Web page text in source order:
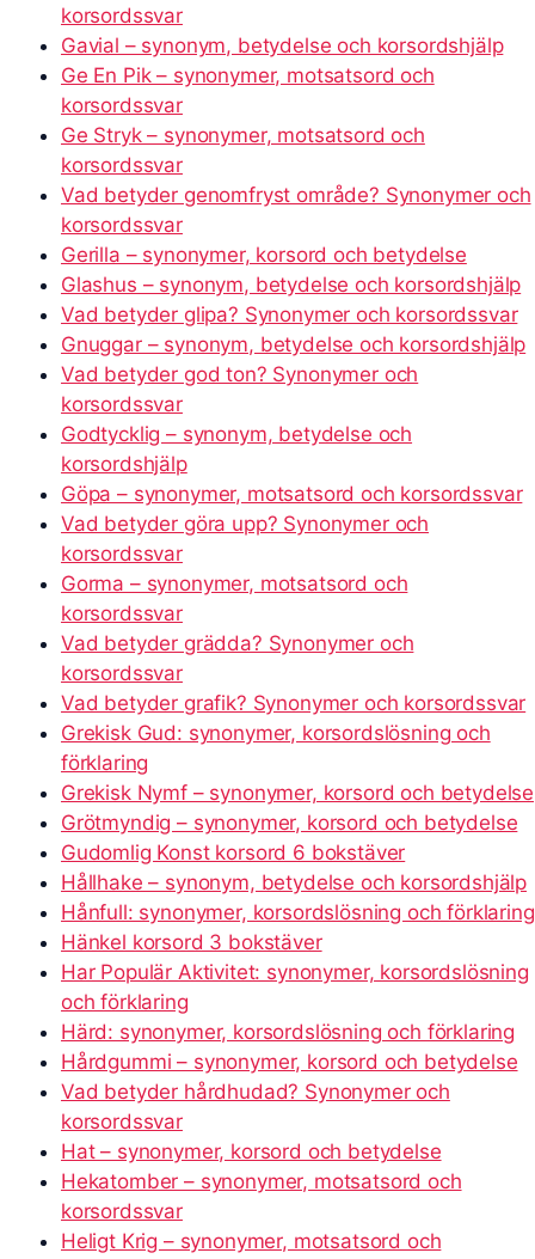
korsordssvar
Gavial – synonym, betydelse och korsordshjälp
Ge En Pik – synonymer, motsatsord och
korsordssvar
Ge Stryk – synonymer, motsatsord och
korsordssvar
Vad betyder genomfryst område? Synonymer och
korsordssvar
Gerilla – synonymer, korsord och betydelse
Glashus – synonym, betydelse och korsordshjälp
Vad betyder glipa? Synonymer och korsordssvar
Gnuggar – synonym, betydelse och korsordshjälp
Vad betyder god ton? Synonymer och
korsordssvar
Godtycklig – synonym, betydelse och
korsordshjälp
Göpa – synonymer, motsatsord och korsordssvar
Vad betyder göra upp? Synonymer och
korsordssvar
Gorma – synonymer, motsatsord och
korsordssvar
Vad betyder grädda? Synonymer och
korsordssvar
Vad betyder grafik? Synonymer och korsordssvar
Grekisk Gud: synonymer, korsordslösning och
förklaring
Grekisk Nymf – synonymer, korsord och betydelse
Grötmyndig – synonymer, korsord och betydelse
Gudomlig Konst korsord 6 bokstäver
Hållhake – synonym, betydelse och korsordshjälp
Hånfull: synonymer, korsordslösning och förklaring
Hänkel korsord 3 bokstäver
Har Populär Aktivitet: synonymer, korsordslösning
och förklaring
Härd: synonymer, korsordslösning och förklaring
Hårdgummi – synonymer, korsord och betydelse
Vad betyder hårdhudad? Synonymer och
korsordssvar
Hat – synonymer, korsord och betydelse
Hekatomber – synonymer, motsatsord och
korsordssvar
Heligt Krig – synonymer, motsatsord och